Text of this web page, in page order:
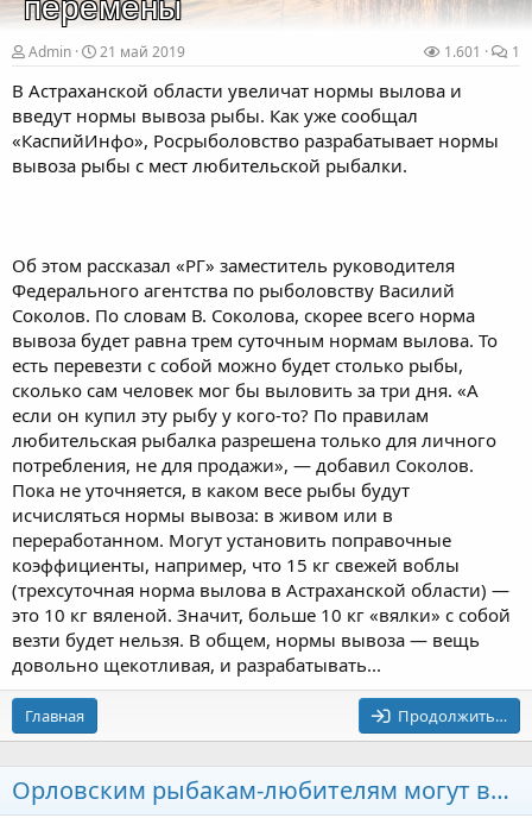
перемены
Admin 21 май 2019 1.601 1
В Астраханской области увеличат нормы вылова и
введут нормы вывоза рыбы. Как уже сообщал
«КаспийИнфо», Росрыболовство разрабатывает нормы
вывоза рыбы с мест любительской рыбалки.
Об этом рассказал «РГ» заместитель руководителя
Федерального агентства по рыболовству Василий
Соколов. По словам В. Соколова, скорее всего норма
вывоза будет равна трем суточным нормам вылова. То
есть перевезти с собой можно будет столько рыбы,
сколько сам человек мог бы выловить за три дня. «А
если он купил эту рыбу у кого-то? По правилам
любительская рыбалка разрешена только для личного
потребления, не для продажи», — добавил Соколов.
Пока не уточняется, в каком весе рыбы будут
исчисляться нормы вывоза: в живом или в
переработанном. Могут установить поправочные
коэффициенты, например, что 15 кг свежей воблы
(трехсуточная норма вылова в Астраханской области) —
это 10 кг вяленой. Значит, больше 10 кг «вялки» с собой
везти будет нельзя. В общем, нормы вывоза — вещь
довольно щекотливая, и разрабатывать...
Главная Продолжить…
Орловским рыбакам-любителям могут ввести норму вывоза рыбы: «поймал – отпусти»